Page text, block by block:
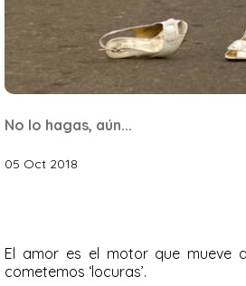
No lo hagas, aún...
05 Oct 2018
El amor es el motor que mueve
cometemos ‘locuras’.